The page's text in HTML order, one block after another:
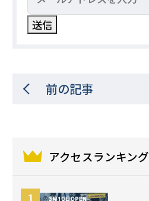
前の記事
アクセスランキング